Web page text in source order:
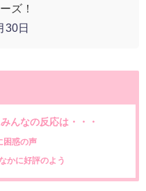
ズ！
30日
んなの反応は・・・
困惑の声
かに好評のよう